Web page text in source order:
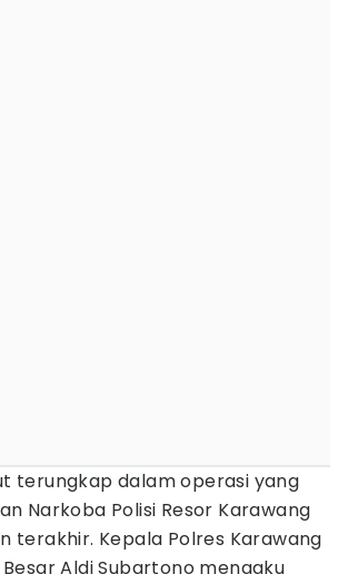
terungkap dalam operasi yang
Narkoba Polisi Resor Karawang
terakhir. Kepala Polres Karawang
Aldi Subartono mengaku